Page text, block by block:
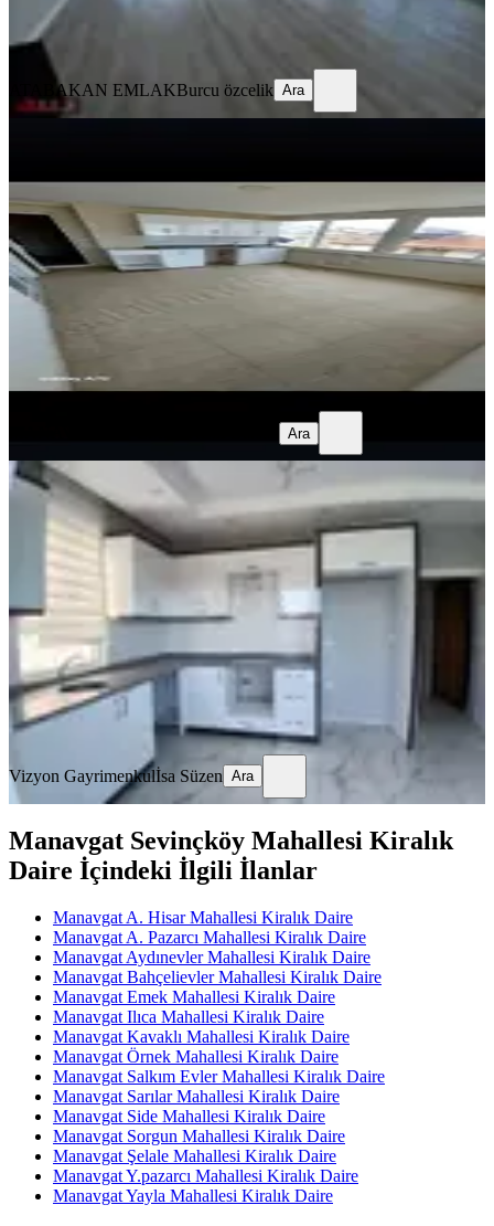
ATABAKAN EMLAK
Ara
ATABAKAN EMLAKBurcu özcelik Ara
Manavgat, Sarılar Mahallesi
2+1·85 m²·3. Kat·04.08.2026
MANAVGAT 07 EMLAK
Ara
Ara
YENİ
Sarılar Merkezde Kiralık Dublex
Daire
Manavgat, Sarılar Mahallesi
· ·3. Kat
Vizyon Gayrimenkul
Ara
Vizyon Gayrimenkulİsa Süzen Ara
Manavgat Sevinçköy Mahallesi Kiralık
Daire İçindeki İlgili İlanlar
Manavgat A. Hisar Mahallesi Kiralık Daire
Manavgat A. Pazarcı Mahallesi Kiralık Daire
Manavgat Aydınevler Mahallesi Kiralık Daire
Manavgat Bahçelievler Mahallesi Kiralık Daire
Manavgat Emek Mahallesi Kiralık Daire
Manavgat Ilıca Mahallesi Kiralık Daire
Manavgat Kavaklı Mahallesi Kiralık Daire
Manavgat Örnek Mahallesi Kiralık Daire
Manavgat Salkım Evler Mahallesi Kiralık Daire
Manavgat Sarılar Mahallesi Kiralık Daire
Manavgat Side Mahallesi Kiralık Daire
Manavgat Sorgun Mahallesi Kiralık Daire
Manavgat Şelale Mahallesi Kiralık Daire
Manavgat Y.pazarcı Mahallesi Kiralık Daire
Manavgat Yayla Mahallesi Kiralık Daire